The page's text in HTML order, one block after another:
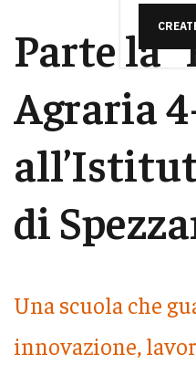
Parte la
Agraria
di
Una scuola che
innovazione,